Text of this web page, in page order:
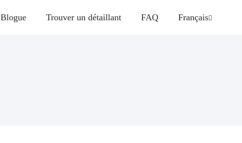
Blogue Trouver un détaillant FAQ Français